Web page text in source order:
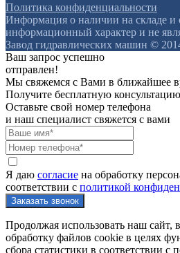
Политика конфиденциальности
Информация о наличии на складе и
информационный характер и не
Завод гидравлических машин ©
Ваш запрос успешно
отправлен!
Мы свяжемся с Вами в ближайшее
Получите бесплатную консультацию
Оставьте свой номер телефона
и наш специалист свяжется с вами
Я даю согласие на обработку
соответствии с политикой
Продолжая использовать наш сайт,
обработку файлов cookie в целях
сбора статистики в соответствии с